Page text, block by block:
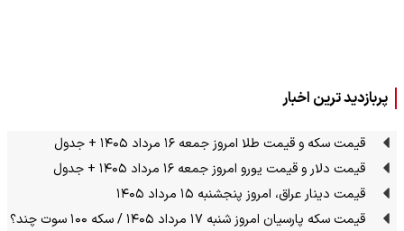
پربازدید ترین اخبار
قیمت سکه و قیمت طلا امروز جمعه ۱۶ مرداد ۱۴۰۵ + جدول
قیمت دلار و قیمت یورو امروز جمعه ۱۶ مرداد ۱۴۰۵ + جدول
قیمت دینار عراق، امروز پنجشنبه ۱۵ مرداد ۱۴۰۵
قیمت سکه پارسیان امروز شنبه ۱۷ مرداد ۱۴۰۵ / سکه ۱۰۰ سوت چند؟